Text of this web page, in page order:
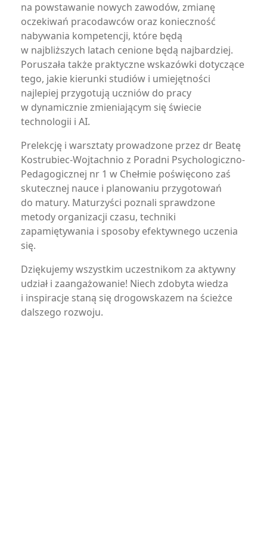
na powstawanie nowych zawodów, zmianę
oczekiwań pracodawców oraz konieczność
nabywania kompetencji, które będą
w najbliższych latach cenione będą najbardziej.
Poruszała także praktyczne wskazówki dotyczące
tego, jakie kierunki studiów i umiejętności
najlepiej przygotują uczniów do pracy
w dynamicznie zmieniającym się świecie
technologii i AI.
Prelekcję i warsztaty prowadzone przez dr Beatę
Kostrubiec-Wojtachnio z Poradni Psychologiczno-
Pedagogicznej nr 1 w Chełmie poświęcono zaś
skutecznej nauce i planowaniu przygotowań
do matury. Maturzyści poznali sprawdzone
metody organizacji czasu, techniki
zapamiętywania i sposoby efektywnego uczenia
się.
Dziękujemy wszystkim uczestnikom za aktywny
udział i zaangażowanie! Niech zdobyta wiedza
i inspiracje staną się drogowskazem na ścieżce
dalszego rozwoju.